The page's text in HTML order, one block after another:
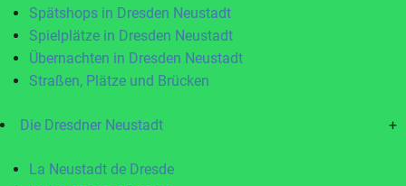
Spätshops in Dresden Neustadt
Spielplätze in Dresden Neustadt
Übernachten in Dresden Neustadt
Straßen, Plätze und Brücken
Die Dresdner Neustadt +
La Neustadt de Dresde